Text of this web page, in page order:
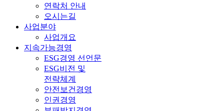
연락처 안내
오시는길
사업분야
사업개요
지속가능경영
ESG경영 선언문
ESG비전 및
전략체계
안전보건경영
인권경영